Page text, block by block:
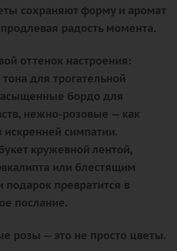
сохраняют форму и аромат
радость момента.
оттенок настроения:
для трогательной
бордо для
нежно-розовые — как
искренней симпатии.
кружевной лентой,
или блестящим
превратится в
послание.
розы — это не просто цветы.